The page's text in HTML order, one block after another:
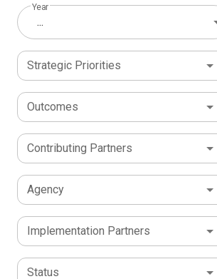
Year
...
Strategic Priorities
Outcomes
Contributing Partners
Agency
Implementation Partners
Status